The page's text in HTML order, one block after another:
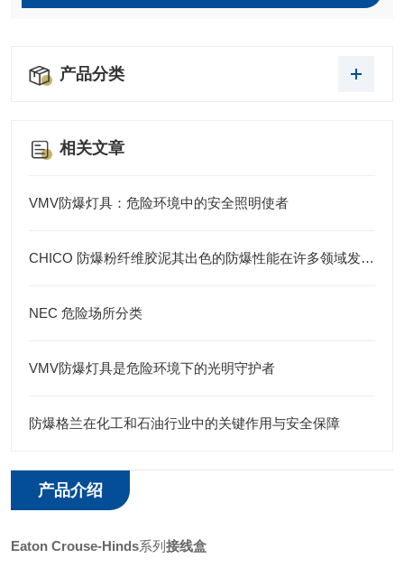
产品分类
相关文章
VMV防爆灯具：危险环境中的安全照明使者
CHICO 防爆粉纤维胶泥其出色的防爆性能在许多领域发挥着重要的作用
NEC 危险场所分类
VMV防爆灯具是危险环境下的光明守护者
防爆格兰在化工和石油行业中的关键作用与安全保障
产品介绍
Eaton Crouse-Hinds系列 接线盒